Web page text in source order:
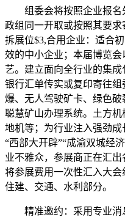
组委会将按照企业报名
政组同一开取或按照其要
拆展位$3,合用企业：适合
效的中小企业；本届博览
艺。建立面向全行业的集
银行汇单传实或复印寄往
爆、无人驾驶矿卡、绿色破
聪慧矿山办理系统。土方
地机等；为行业注入强劲成
“西部大开辟”“成渝双城经
业不雅众，参展商正在汇
将参展费用一次性汇入大
住建、交通、水利部分。
精准邀约：采用专业消